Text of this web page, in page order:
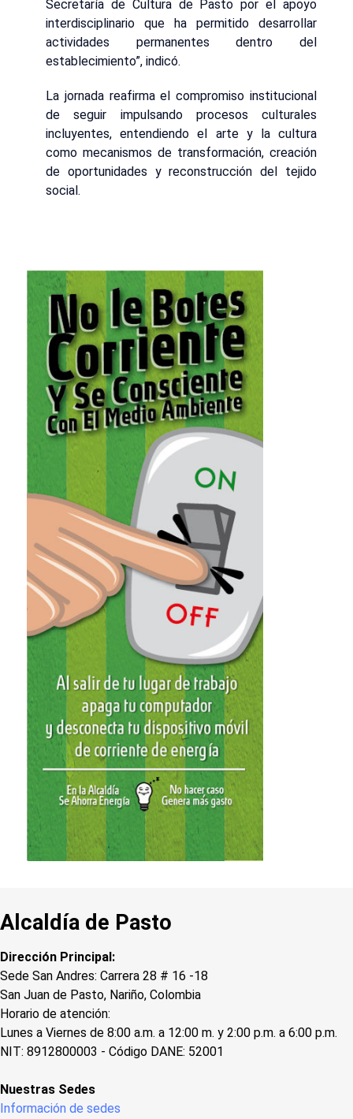
Secretaría de Cultura de Pasto por el apoyo
interdisciplinario que ha permitido desarrollar
actividades permanentes dentro del
establecimiento”, indicó.
La jornada reafirma el compromiso institucional
de seguir impulsando procesos culturales
incluyentes, entendiendo el arte y la cultura
como mecanismos de transformación, creación
de oportunidades y reconstrucción del tejido
social.
Alcaldía de Pasto
Dirección Principal:
Sede San Andres: Carrera 28 # 16 -18
San Juan de Pasto, Nariño, Colombia
Horario de atención:
Lunes a Viernes de 8:00 a.m. a 12:00 m. y 2:00 p.m. a 6:00 p.m.
NIT: 8912800003 - Código DANE: 52001
Nuestras Sedes
Información de sedes